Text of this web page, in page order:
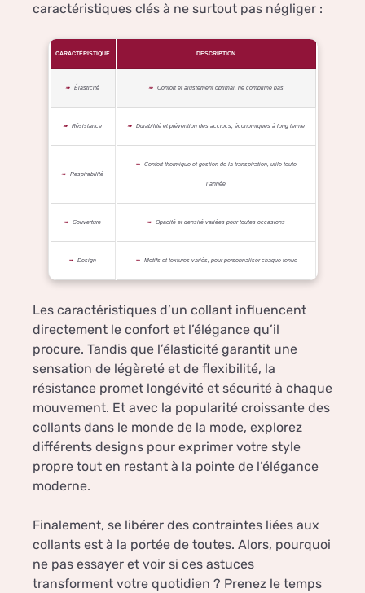
caractéristiques clés à ne surtout pas négliger :
CARACTÉRISTIQUE DESCRIPTION
Élasticité Confort et ajustement optimal, ne comprime pas
Résistance Durabilité et prévention des accrocs, économiques à long terme
Respirabilité
Confort thermique et gestion de la transpiration, utile toute
l’année
Couverture Opacité et densité variées pour toutes occasions
Design Motifs et textures variés, pour personnaliser chaque tenue
Les caractéristiques d’un collant influencent
directement le confort et l’élégance qu’il
procure. Tandis que l’élasticité garantit une
sensation de légèreté et de flexibilité, la
résistance promet longévité et sécurité à chaque
mouvement. Et avec la popularité croissante des
collants dans le monde de la mode, explorez
différents designs pour exprimer votre style
propre tout en restant à la pointe de l’élégance
moderne.
Finalement, se libérer des contraintes liées aux
collants est à la portée de toutes. Alors, pourquoi
ne pas essayer et voir si ces astuces
transforment votre quotidien ? Prenez le temps